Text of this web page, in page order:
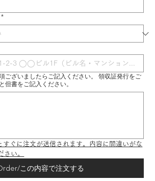
*
ございましたらご記入ください。 領収証発行をご
但書をご記入ください。
ぐに注文が送信されます。内容に間違いがな
さい。
この内容で注文する